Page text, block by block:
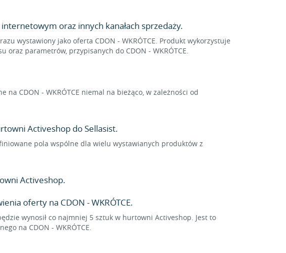
oraz innych kanałach sprzedaży.
wystawiony jako oferta CDON - WKRÓTCE. Produkt wykorzystuje
parametrów, przypisanych do CDON - WKRÓTCE.
CDON - WKRÓTCE niemal na bieżąco, w zależności od
Activeshop do Sellasist.
pola wspólne dla wielu wystawianych produktów z
Activeshop.
oferty na CDON - WKRÓTCE.
wynosił co najmniej 5 sztuk w hurtowni Activeshop. Jest to
na CDON - WKRÓTCE.